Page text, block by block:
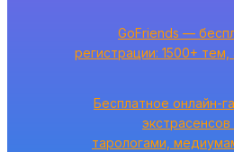
GoFriends —
регистрации: 1500+
Бесплатное онлайн-
тарологами,